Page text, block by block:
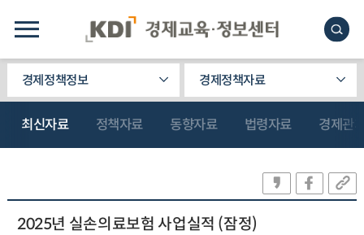
경제정책정보 경제정책자료
최신자료 정책자료 동향자료 법령자료 경제관
2025년 실손의료보험 사업실적 (잠정)